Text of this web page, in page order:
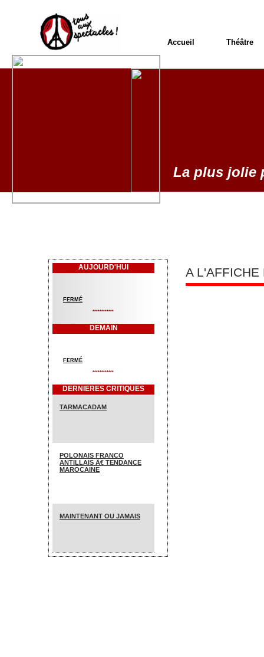
AUJOURD'HUI
FERMÉ
************
DEMAIN
FERMÉ
************
DERNIERES CRITIQUES
TARMACADAM
POLONAIS FRANCO
ANTILLAIS Ã€ TENDANCE
MAROCAINE
MAINTENANT OU JAMAIS
La plus jolie
Accueil Théâtre
A L'AFFICHE